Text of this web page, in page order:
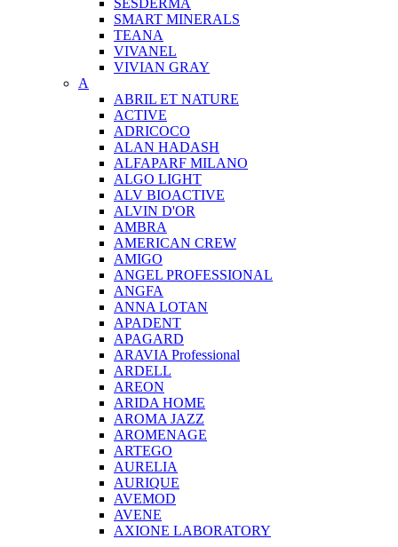
SESDERMA
SMART MINERALS
TEANA
VIVANEL
VIVIAN GRAY
A
ABRIL ET NATURE
ACTIVE
ADRICOCO
ALAN HADASH
ALFAPARF MILANO
ALGO LIGHT
ALV BIOACTIVE
ALVIN D'OR
AMBRA
AMERICAN CREW
AMIGO
ANGEL PROFESSIONAL
ANGFA
ANNA LOTAN
APADENT
APAGARD
ARAVIA Professional
ARDELL
AREON
ARIDA HOME
AROMA JAZZ
AROMENAGE
ARTEGO
AURELIA
AURIQUE
AVEMOD
AVENE
AXIONE LABORATORY